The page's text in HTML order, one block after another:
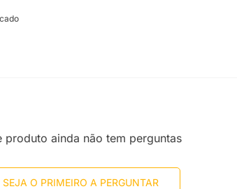
produto ainda não tem perguntas
SEJA O PRIMEIRO A PERGUNTAR